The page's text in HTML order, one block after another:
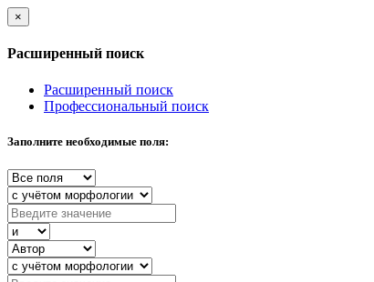
×
Расширенный поиск
Расширенный поиск
Профессиональный поиск
Заполните необходимые поля: